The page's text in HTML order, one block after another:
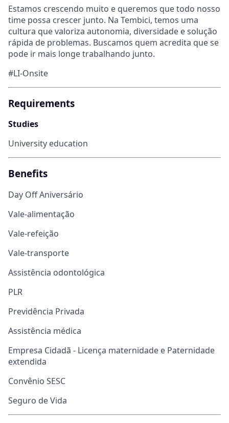
Estamos crescendo muito e queremos que todo nosso
time possa crescer junto. Na Tembici, temos uma
cultura que valoriza autonomia, diversidade e solução
rápida de problemas. Buscamos quem acredita que se
pode ir mais longe trabalhando junto.
#LI-Onsite
Requirements
Studies
University education
Benefits
Day Off Aniversário
Vale-alimentação
Vale-refeição
Vale-transporte
Assistência odontológica
PLR
Previdência Privada
Assistência médica
Empresa Cidadã - Licença maternidade e Paternidade
extendida
Convênio SESC
Seguro de Vida